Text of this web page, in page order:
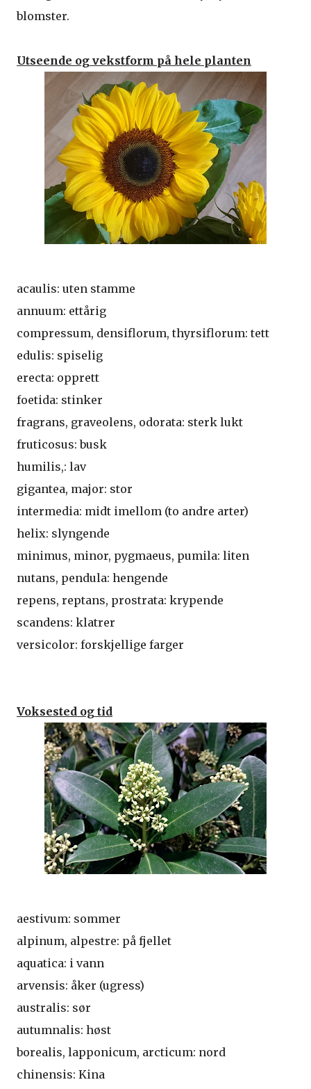
blomster.
Utseende og vekstform på hele planten
acaulis: uten stamme
annuum: ettårig
compressum, densiflorum, thyrsiflorum: tett
edulis: spiselig
erecta: opprett
foetida: stinker
fragrans, graveolens, odorata: sterk lukt
fruticosus: busk
humilis,: lav
gigantea, major: stor
intermedia: midt imellom (to andre arter)
helix: slyngende
minimus, minor, pygmaeus, pumila: liten
nutans, pendula: hengende
repens, reptans, prostrata: krypende
scandens: klatrer
versicolor: forskjellige farger
Voksested og tid
aestivum: sommer
alpinum, alpestre: på fjellet
aquatica: i vann
arvensis: åker (ugress)
australis: sør
autumnalis: høst
borealis, lapponicum, arcticum: nord
chinensis: Kina